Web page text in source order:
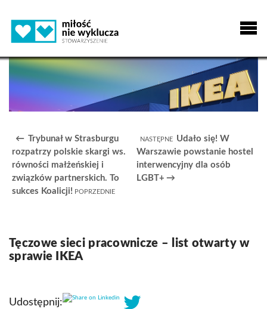
Trybunał w Strasburgu
rozpatrzy polskie skargi ws.
równości małżeńskiej i
związków partnerskich. To
sukces Koalicji!
Udało się! W
Warszawie powstanie hostel
interwencyjny dla osób
LGBT+
Tęczowe sieci pracownicze – list otwarty w
sprawie IKEA
Udostępnij: Share on Linkedin